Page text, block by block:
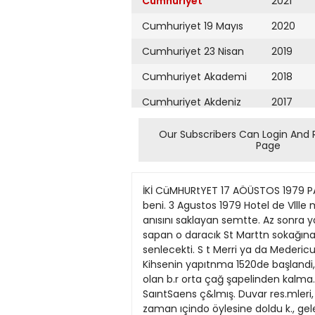
Cumhuriyet 19 Mayıs
Cumhuriyet 23 Nisan
Cumhuriyet Akademi
Cumhuriyet Akdeniz
Cumhuriyet Alışveriş
Cumhuriyet Ankara
Cumhuriyet Büyük
Taaruz
Cumhuriyet
Cumartesi
Cumhuriyet Çevre
2020
2019
2018
2017
2016
2015
2013
2012
2011
2010
2009
Our Subscribers Can Login And
Page
İKİ CüMHURtYET 17 AÖÜSTOS 1979 PARÎS Unutmayaeajrnj e ıksamı. Biraz hasta idim, ama Suna Kan'ı dinleyeceğımi bilmek canlandırnüştı beni. 3 Agustos 1979 Hotel de Vllle metrosundan çıktığımda, Paris'in doyum olmayan güzel akşam saatlermden bırı dineliyordu bir çıhn anısını saklayan semtte. Az sonra yaratılacak sanat olaymın sergisine varmışçasına her şeyı derin bir sessizlik sarmıştı. St Merrj kilısesine sapan o daracık St Marttn sokağına g;rdigimde. konsere bı!et a!mak içm bırikrruş, hfilkın uiun kuyruğunu gördüm. Konser bu k'.üsede senlecekti. S t Merri ya da Medericus, tutsakların kurtuluşu için ıste bu küisenin bulunduğu yerde dua ederdi bm uç yuz yıl önce. Kihsenin yapıtnma 1520de başlandi, aşağı yukan yuzyıl sonra açıidıgını büiyoruz, Pans' in en eski çaru bu kilisededir. 1331den. \eri burası olan b.r orta çağ şapelinden kalma. Paris'in belkj en gorkemli orgu da St. Mem'dedir 17. yuzyıîdan kalma bu orgda, bir zamanlar Camille SaıntSaens ç&lmış. Duvar res.mleri, vitrayiarı ıle de ünlj bir tapınak. Orta, rer Ankara Oda Orkestrası için düzenlenmışti. Kilıse az bir zaman ıçindo öylesine doldu k., gelenin sayısı iskemle sayısını aştığı içm. çoğu dinleyıci ayakta idL Hsyecammın ne denü buyük oldugunu söylemeye gerek yok. tşte sanatçılar go» rundü süturılann arasmdan, birer'.e kolda ortaya geldıier. yerlennı aldılar. önde yönetmenlen Gürer Aykal. halkın alkışlanna eğilerek uzun uzun teşekkur ettüer. Sonra Aykal, sanatçılanna göz gezdirdi ve Vivaldi'ye başlama işaretiaı verdı. Dort Mevsim konçertosunu dinliyoruz. Çok sevilmiş bir yapıttır Vivaldi'nin bu konçertosu. Onu her dınleyışimde yepyeni ızlenımler alınm. Ama bu akşamki du»gulanı>ım onların hiç birıne benzemiyor. Yoksa gurbette oldugumdan v e bir Turk orkestrasını dirüedigımden midir bu? Sanata, ozellikle müzige. duyguîanmayı katmaktan hiç bir zaman hoşianmam.şımdır. Nasıl o!ur. diyeceksınız. Müzikte yapıyı aranm hep. Bir kez yazmtştım sanınm. Mozartın bir keman konçertosunu dinlerken ağlamıstım eskıden b'r gun. ama duvgulanmamdan değ'ldı bü, o konçertonun va pısındaki kusursuzluk hayran. bırakmi'jtı beni. gözyaşlarım sankı usumun durmasın dandı. Sanat e?itiminde hiç bir gucün müzilt denli başarJı olab;!ecegini sanmarr.; çünkü müzik sadeee sessal imgelere dayanır. SUNA KAN PARİS'TE Melih Cevdet ANDAY kavramsal şöstergelere dönüşmez. kendı yapısından ba$ka hiç bir anlamın yardımını gerekieme^. Onu anlamak deme't trj ısitim imgelenn^n tbunlar zihintel tasarnnlardır, duyumsaidırlar) kurduğu yapıya varmak